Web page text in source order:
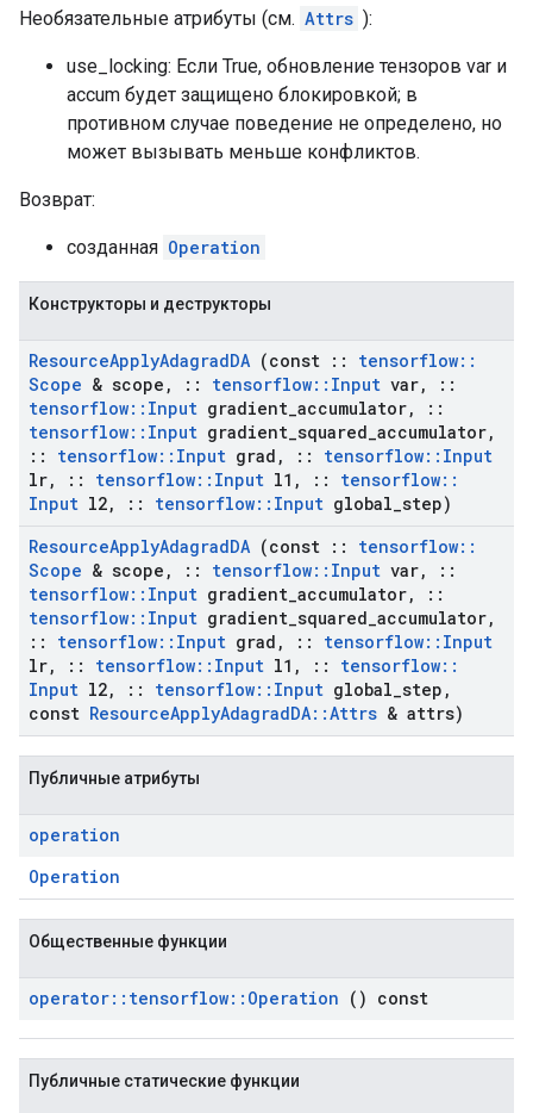
Необязательные атрибуты (см. Attrs ):
use_locking: Если True, обновление тензоров var и
accum будет защищено блокировкой; в
противном случае поведение не определено, но
может вызывать меньше конфликтов.
Возврат:
созданная Operation
Конструкторы и деструкторы
ResourceApplyAdagradDA (const :: tensorflow::
Scope & scope , :: tensorflow:: Input var,
::
tensorflow:: Input gradient accumulator,
::
tensorflow:: Input gradient squared accumulator,
::
tensorflow:: Input grad , :: tensorflow:: Input
lr, :: tensorflow:: Input l1 , :: tensorflow::
Input l2, :: tensorflow:: Input global step)
ResourceApplyAdagradDA (const :: tensorflow::
Scope & scope , :: tensorflow:: Input var,
::
tensorflow:: Input gradient accumulator,
::
tensorflow:: Input gradient squared accumulator,
::
tensorflow:: Input grad , :: tensorflow:: Input
lr, :: tensorflow:: Input l1 , :: tensorflow::
Input l2, :: tensorflow:: Input global step ,
const ResourceApplyAdagradDA::Attrs & attrs)
Публичные атрибуты
operation
Operation
Общественные функции
operator:: tensorflow:: Operation () const
Публичные статические функции